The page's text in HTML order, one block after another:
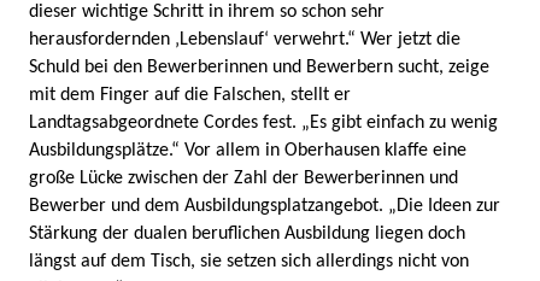
dieser wichtige Schritt in ihrem so schon sehr
herausfordernden ‚Lebenslauf‘ verwehrt.“ Wer jetzt die
Schuld bei den Bewerberinnen und Bewerbern sucht, zeige
mit dem Finger auf die Falschen, stellt er
Landtagsabgeordnete Cordes fest. „Es gibt einfach zu wenig
Ausbildungsplätze.“ Vor allem in Oberhausen klaffe eine
große Lücke zwischen der Zahl der Bewerberinnen und
Bewerber und dem Ausbildungsplatzangebot. „Die Ideen zur
Stärkung der dualen beruflichen Ausbildung liegen doch
längst auf dem Tisch, sie setzen sich allerdings nicht von